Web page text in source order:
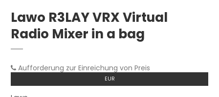
Lawo R3LAY VRX Virtual
Radio Mixer in a bag
Aufforderung zur Einreichung von Preis
EUR